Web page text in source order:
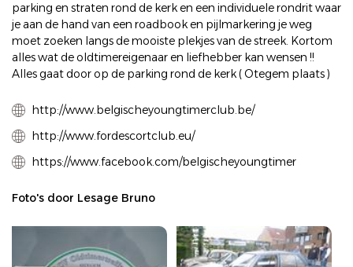
parking en straten rond de kerk en een individuele rondrit waar
je aan de hand van een roadbook en pijlmarkering je weg
moet zoeken langs de mooiste plekjes van de streek. Kortom
alles wat de oldtimereigenaar en liefhebber kan wensen !!
Alles gaat door op de parking rond de kerk ( Otegem plaats )
http://www.belgischeyoungtimerclub.be/
http://www.fordescortclub.eu/
https://www.facebook.com/belgischeyoungtimer
Foto's door Lesage Bruno